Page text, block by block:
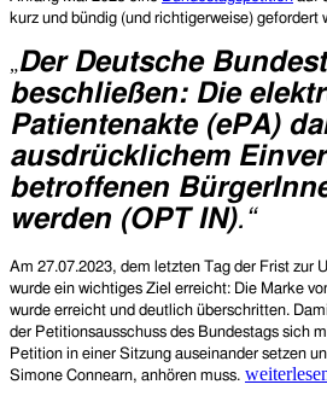
kurz und bündig (und richtigerweise) gefordert
„Der Deutsche
beschließen: Die
Patientenakte (ePA)
ausdrücklichem
betroffenen
werden (OPT IN).“
Am 27.07.2023, dem letzten Tag der Frist zur
wurde ein wichtiges Ziel erreicht: Die Marke
wurde erreicht und deutlich überschritten.
der Petitionsausschuss des Bundestags sich
Petition in einer Sitzung auseinander setzen
Simone Connearn, anhören muss. Ein